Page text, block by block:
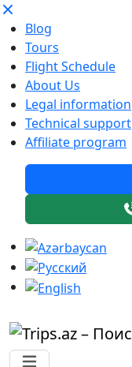
Blog
Tours
Flight Schedule
About Us
Legal information
Technical support
Affiliate program